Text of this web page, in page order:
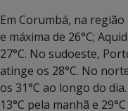
Em Corumbá, na
e máxima de 26°C;
27°C. No sudoeste,
atinge os 28°C. No
os 31°C ao longo do
13°C pela manhã e